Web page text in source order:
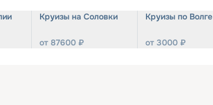
Круизы на Соловки
от 87600 ₽
Круизы по Волге
от 3000 ₽